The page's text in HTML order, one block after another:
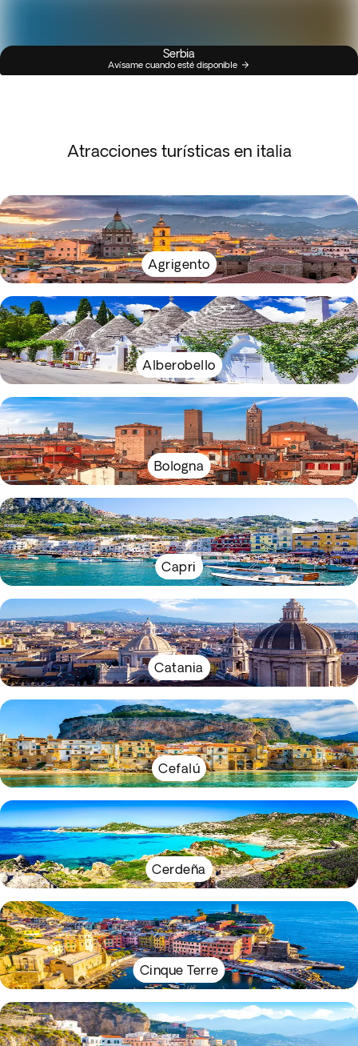
Serbia
Avísame cuando esté disponible
Atracciones turísticas en italia
Agrigento
Alberobello
Bologna
Capri
Catania
Cefalú
Cerdeña
Cinque Terre